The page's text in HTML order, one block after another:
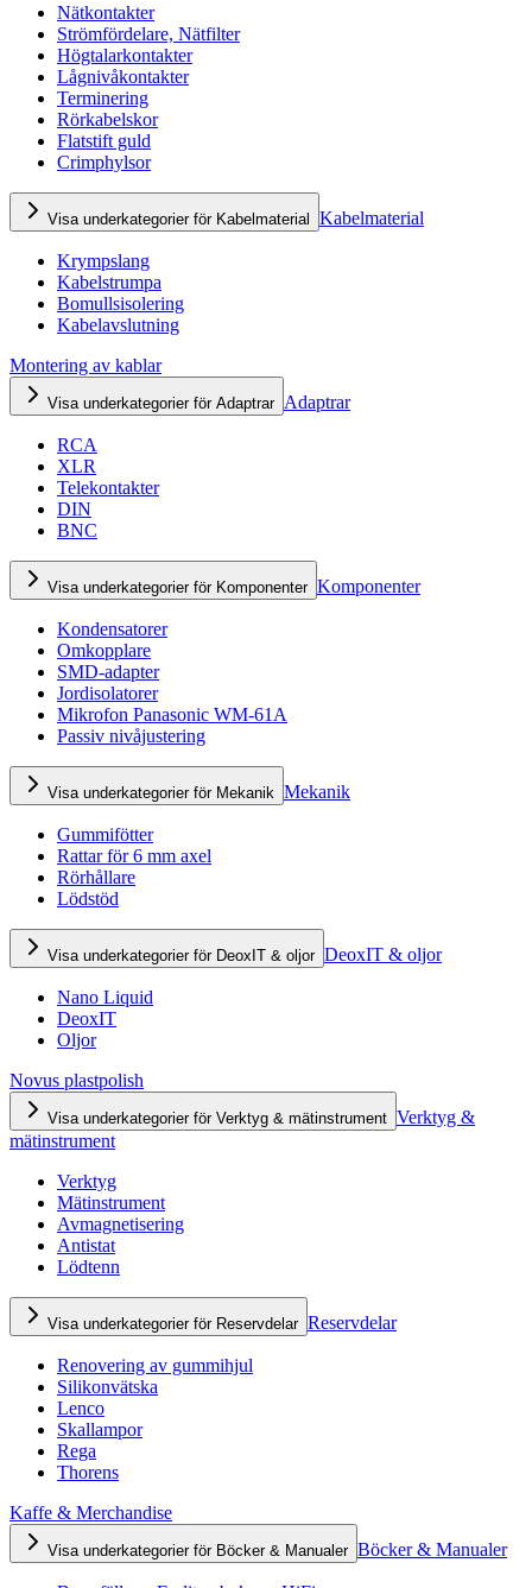
Nätkontakter
Strömfördelare, Nätfilter
Högtalarkontakter
Lågnivåkontakter
Terminering
Rörkabelskor
Flatstift guld
Crimphylsor
Visa underkategorier för Kabelmaterial Kabelmaterial
Krympslang
Kabelstrumpa
Bomullsisolering
Kabelavslutning
Montering av kablar
Visa underkategorier för Adaptrar Adaptrar
RCA
XLR
Telekontakter
DIN
BNC
Visa underkategorier för Komponenter Komponenter
Kondensatorer
Omkopplare
SMD-adapter
Jordisolatorer
Mikrofon Panasonic WM-61A
Passiv nivåjustering
Visa underkategorier för Mekanik Mekanik
Gummifötter
Rattar för 6 mm axel
Rörhållare
Lödstöd
Visa underkategorier för DeoxIT & oljor DeoxIT & oljor
Nano Liquid
DeoxIT
Oljor
Novus plastpolish
Visa underkategorier för Verktyg & mätinstrument Verktyg &
mätinstrument
Verktyg
Mätinstrument
Avmagnetisering
Antistat
Lödtenn
Visa underkategorier för Reservdelar Reservdelar
Renovering av gummihjul
Silikonvätska
Lenco
Skallampor
Rega
Thorens
Kaffe & Merchandise
Visa underkategorier för Böcker & Manualer Böcker & Manualer